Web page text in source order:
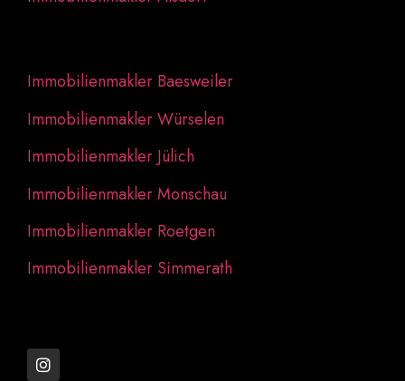
Immobilienmakler Baesweiler
Immobilienmakler Würselen
Immobilienmakler Jülich
Immobilienmakler Monschau
Immobilienmakler Roetgen
Immobilienmakler Simmerath